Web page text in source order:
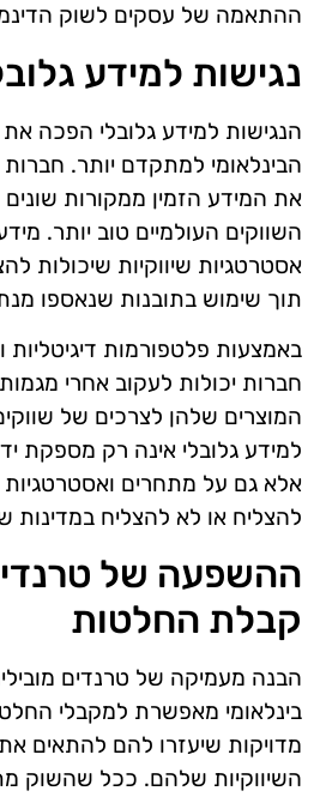
ההתאמה של עסקים לשוק
נגישות למידע
הנגישות למידע גלובלי הפכה
הבינלאומי למתקדם יותר. חברות
את המידע הזמין ממקורות
השווקים העולמיים טוב יותר.
אסטרטגיות שיווקיות שיכולות
תוך שימוש בתובנות שנאספו
באמצעות פלטפורמות דיגיטליות
חברות יכולות לעקוב אחרי
המוצרים שלהן לצרכים של
למידע גלובלי אינה רק מספקת
אלא גם על מתחרים ואסטרטגיות
להצליח או לא להצליח במדינות
ההשפעה של
קבלת החלטות
הבנה מעמיקה של טרנדים
בינלאומי מאפשרת למקבלי
מדויקות שיעזרו להם להתאים
השיווקיות שלהם. ככל שהשוק